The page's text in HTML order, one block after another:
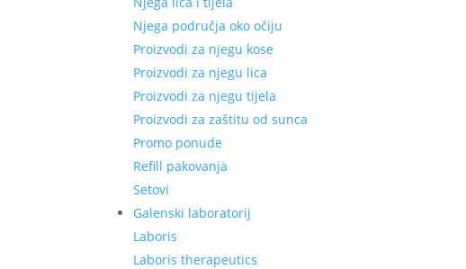
Njega područja oko očiju
Proizvodi za njegu kose
Proizvodi za njegu lica
Proizvodi za njegu tijela
Proizvodi za zaštitu od sunca
Promo ponude
Refill pakovanja
Setovi
Galenski laboratorij
Laboris
Laboris therapeutics